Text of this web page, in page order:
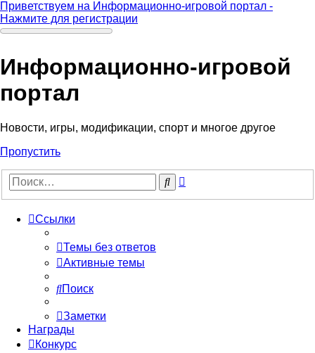
Приветствуем на Информационно-игровой портал -
Нажмите для регистрации
Информационно-игровой
портал
Новости, игры, модификации, спорт и многое другое
Пропустить
Поиск
Ссылки
Темы без ответов
Активные темы
Поиск
Заметки
Награды
Конкурс